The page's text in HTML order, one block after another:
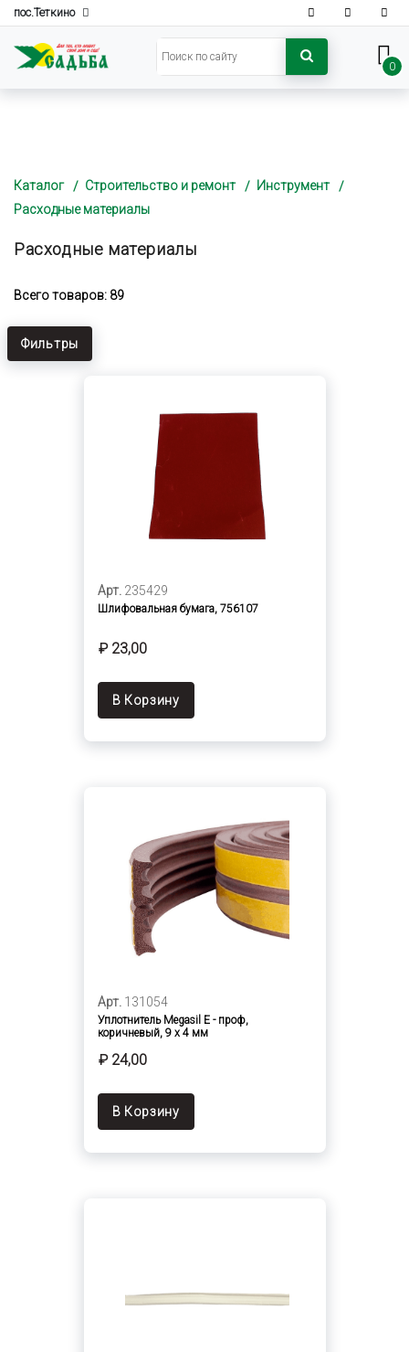
пос.Теткино
0
Каталог Строительство и ремонт
Инструмент
Расходные материалы
Расходные материалы
Всего товаров: 89
Фильтры
Арт. 235429
Шлифовальная бумага, 756107
₽ 23,00
В Корзину
Арт. 131054
Уплотнитель Megasil Е - проф,
коричневый, 9 х 4 мм
₽ 24,00
В Корзину